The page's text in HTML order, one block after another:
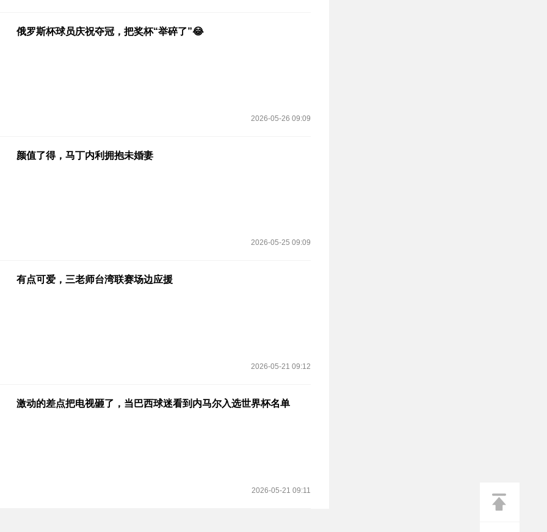
俄罗斯杯球员庆祝夺冠，把奖杯“举碎了”😂
2026-05-26 09:09
颜值了得，马丁内利拥抱未婚妻
2026-05-25 09:09
有点可爱，三老师台湾联赛场边应援
2026-05-21 09:12
激动的差点把电视砸了，当巴西球迷看到内马尔入选世界杯名单
2026-05-21 09:11